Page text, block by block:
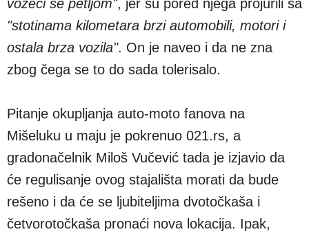
vozeći se petljom", jer su pored njega projurili sa
"stotinama kilometara brzi automobili, motori i
ostala brza vozila". On je naveo i da ne zna
zbog čega se to do sada tolerisalo.
Pitanje okupljanja auto-moto fanova na
Mišeluku u maju je pokrenuo 021.rs, a
gradonačelnik Miloš Vučević tada je izjavio da
će regulisanje ovog stajališta morati da bude
rešeno i da će se ljubiteljima dvotočkaša i
četvorotočkaša pronaći nova lokacija. Ipak,